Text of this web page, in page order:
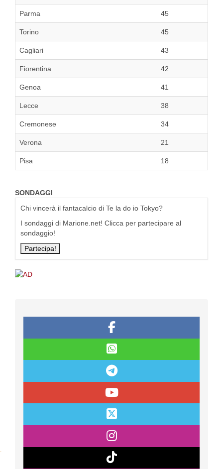
Parma 45
Torino 45
Cagliari 43
Fiorentina 42
Genoa 41
Lecce 38
Cremonese 34
Verona 21
Pisa 18
SONDAGGI
Chi vincerà il fantacalcio di Te la do io Tokyo?
I sondaggi di Marione.net! Clicca per partecipare al
sondaggio!